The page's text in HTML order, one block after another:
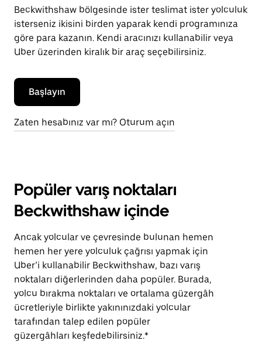
Beckwithshaw bölgesinde ister teslimat ister yolculuk
isterseniz ikisini birden yaparak kendi programınıza
göre para kazanın. Kendi aracınızı kullanabilir veya
Uber üzerinden kiralık bir araç seçebilirsiniz.
Başlayın
Zaten hesabınız var mı? Oturum açın
Popüler varış noktaları
Beckwithshaw içinde
Ancak yolcular ve çevresinde bulunan hemen
hemen her yere yolculuk çağrısı yapmak için
Uber’i kullanabilir Beckwithshaw, bazı varış
noktaları diğerlerinden daha popüler. Burada,
yolcu bırakma noktaları ve ortalama güzergâh
ücretleriyle birlikte yakınınızdaki yolcular
tarafından talep edilen popüler
güzergâhları keşfedebilirsiniz.*